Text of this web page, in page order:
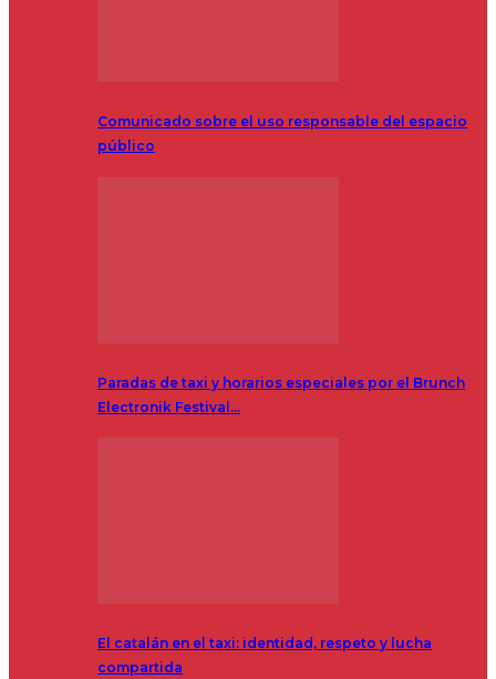
Comunicado sobre el uso responsable del espacio
público
Paradas de taxi y horarios especiales por el Brunch
Electronik Festival…
El catalán en el taxi: identidad, respeto y lucha
compartida